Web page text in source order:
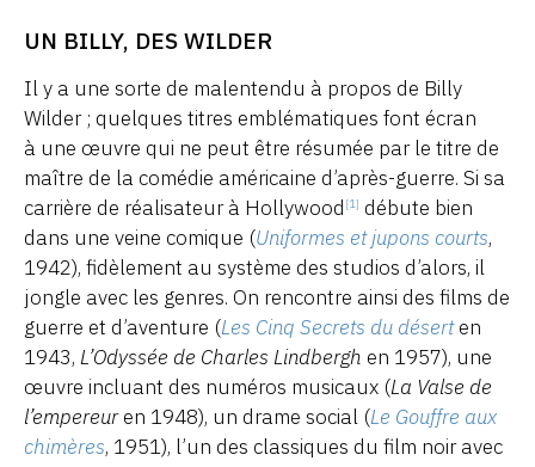
UN BILLY, DES WILDER
Il y a une sorte de malentendu à propos de Billy
Wilder ; quelques titres emblématiques font écran
à une œuvre qui ne peut être résumée par le titre de
maître de la comédie américaine d’après-guerre. Si sa
carrière de réalisateur à Hollywood [1] débute bien
dans une veine comique (Uniformes et jupons courts,
1942), fidèlement au système des studios d’alors, il
jongle avec les genres. On rencontre ainsi des films de
guerre et d’aventure (Les Cinq Secrets du déserten
1943, L’Odyssée de Charles Lindbergh en 1957), une
œuvre incluant des numéros musicaux (La Valse de
l’empereuren 1948), un drame social (Le Gouffre aux
chimères, 1951), l’un des classiques du film noir avec